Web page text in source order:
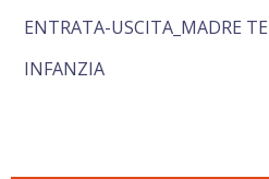
ENTRATA-USCITA_MADRE
INFANZIA